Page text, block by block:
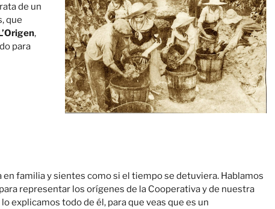
de un
que
,
para
en familia y sientes como si el tiempo se detuviera. Hablamos
representar los orígenes de la Cooperativa y de nuestra
lo explicamos todo de él, para que veas que es un